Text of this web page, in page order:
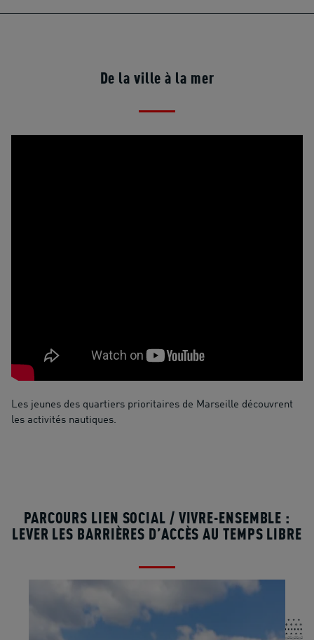
De la ville à la mer
Les jeunes des quartiers prioritaires de Marseille découvrent
les activités nautiques.
PARCOURS LIEN SOCIAL / VIVRE-ENSEMBLE :
LEVER LES BARRIÈRES D’ACCÈS AU TEMPS LIBRE